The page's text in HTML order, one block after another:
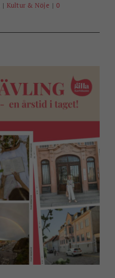
| Kultur & Nöje | 0